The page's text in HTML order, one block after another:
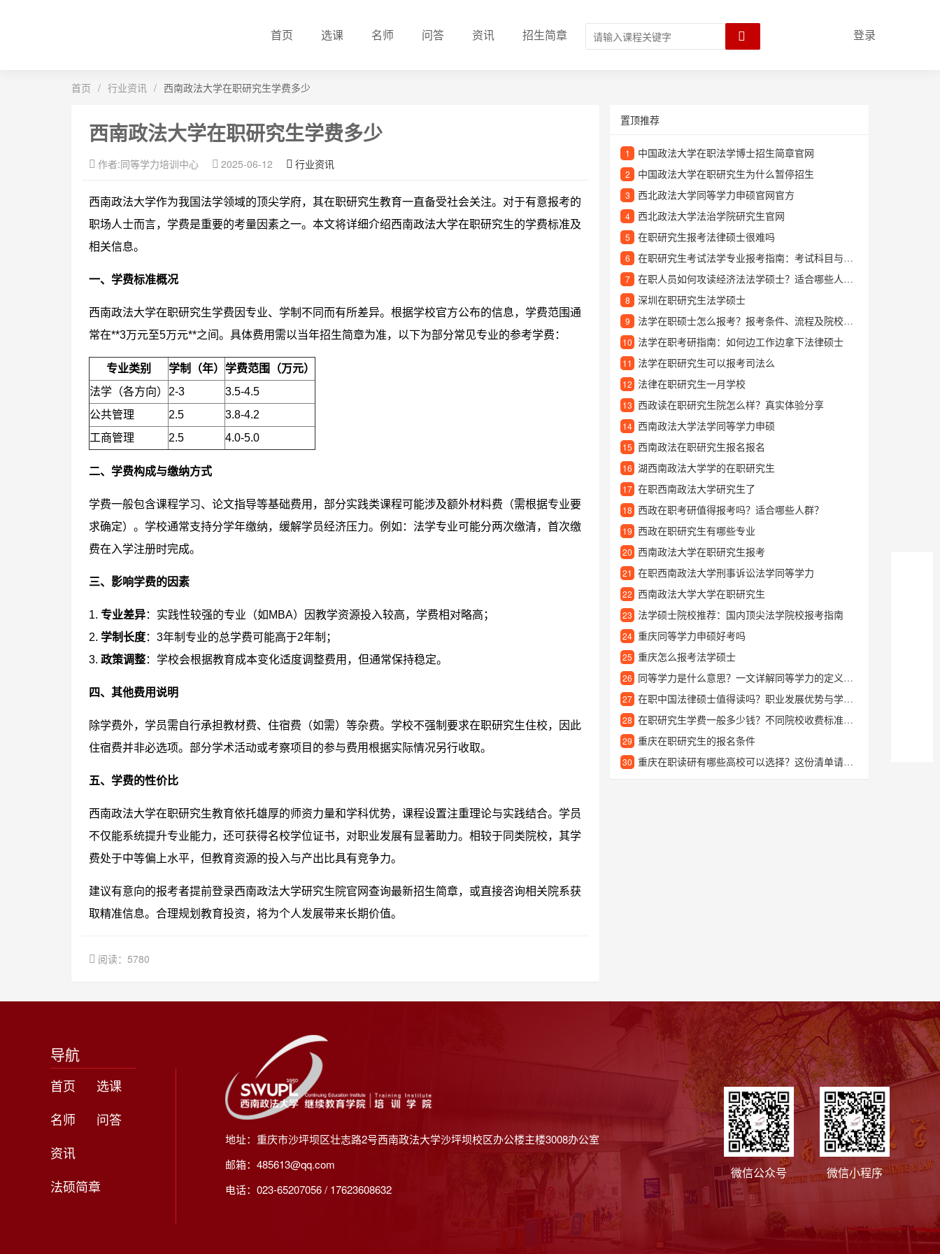
首页 选课 名师 问答 资讯 招生简章 登录
首页 / 行业资讯 / 西南政法大学在职研究生学费多少
西南政法大学在职研究生学费多少
作者:同等学力培训中心 2025-06-12 行业资讯
西南政法大学作为我国法学领域的顶尖学府，其在职研究生教育一直备受社会关注。对于有意报考的
职场人士而言，学费是重要的考量因素之一。本文将详细介绍西南政法大学在职研究生的学费标准及
相关信息。
一、学费标准概况
西南政法大学在职研究生学费因专业、学制不同而有所差异。根据学校官方公布的信息，学费范围通
常在**3万元至5万元**之间。具体费用需以当年招生简章为准，以下为部分常见专业的参考学费：
专业类别 学制（年）
学费范围（万元）
法学（各方向）
2-3
3.5-4.5
公共管理
2.5
3.8-4.2
工商管理
2.5 4.0-5.0
二、学费构成与缴纳方式
学费一般包含课程学习、论文指导等基础费用，部分实践类课程可能涉及额外材料费（需根据专业要
求确定）。学校通常支持分学年缴纳，缓解学员经济压力。例如：法学专业可能分两次缴清，首次缴
费在入学注册时完成。
三、影响学费的因素
1. 专业差异：实践性较强的专业（如MBA）因教学资源投入较高，学费相对略高；
2. 学制长度：3年制专业的总学费可能高于2年制；
3. 政策调整：学校会根据教育成本变化适度调整费用，但通常保持稳定。
四、其他费用说明
除学费外，学员需自行承担教材费、住宿费（如需）等杂费。学校不强制要求在职研究生住校，因此
住宿费并非必选项。部分学术活动或考察项目的参与费用根据实际情况另行收取。
五、学费的性价比
西南政法大学在职研究生教育依托雄厚的师资力量和学科优势，课程设置注重理论与实践结合。学员
不仅能系统提升专业能力，还可获得名校学位证书，对职业发展有显著助力。相较于同类院校，其学
费处于中等偏上水平，但教育资源的投入与产出比具有竞争力。
建议有意向的报考者提前登录西南政法大学研究生院官网查询最新招生简章，或直接咨询相关院系获
取精准信息。合理规划教育投资，将为个人发展带来长期价值。
阅读：5780
置顶推荐
1 中国政法大学在职法学博士招生简章官网
2 中国政法大学在职研究生为什么暂停招生
3 西北政法大学同等学力申硕官网官方
4 西北政法大学法治学院研究生官网
5 在职研究生报考法律硕士很难吗
6 在职研究生考试法学专业报考指南：考试科目与备考建议
7 在职人员如何攻读经济法法学硕士？适合哪些人报考？
8 深圳在职研究生法学硕士
9 法学在职硕士怎么报考？报考条件、流程及院校选择全攻略
10 法学在职考研指南：如何边工作边拿下法律硕士
11 法学在职研究生可以报考司法么
12 法律在职研究生一月学校
13 西政读在职研究生院怎么样？真实体验分享
14 西南政法大学法学同等学力申硕
15 西南政法在职研究生报名报名
16 湖西南政法大学学的在职研究生
17 在职西南政法大学研究生了
18 西政在职考研值得报考吗？适合哪些人群？
19 西政在职研究生有哪些专业
20 西南政法大学在职研究生报考
21 在职西南政法大学刑事诉讼法学同等学力
22 西南政法大学大学在职研究生
23 法学硕士院校推荐：国内顶尖法学院校报考指南
24 重庆同等学力申硕好考吗
25 重庆怎么报考法学硕士
26 同等学力是什么意思？一文详解同等学力的定义与常见问题
27 在职中国法律硕士值得读吗？职业发展优势与学习价值深度解析
28 在职研究生学费一般多少钱？不同院校收费标准详细对比
29 重庆在职研究生的报名条件
30 重庆在职读研有哪些高校可以选择？这份清单请收好
导航
首页
选课
名师
问答
资讯
法硕简章
地址：重庆市沙坪坝区壮志路2号西南政法大学沙坪坝校区办公楼主楼3008办公室
邮箱：485613@qq.com
电话：023-65207056 / 17623608632
微信公众号 微信小程序